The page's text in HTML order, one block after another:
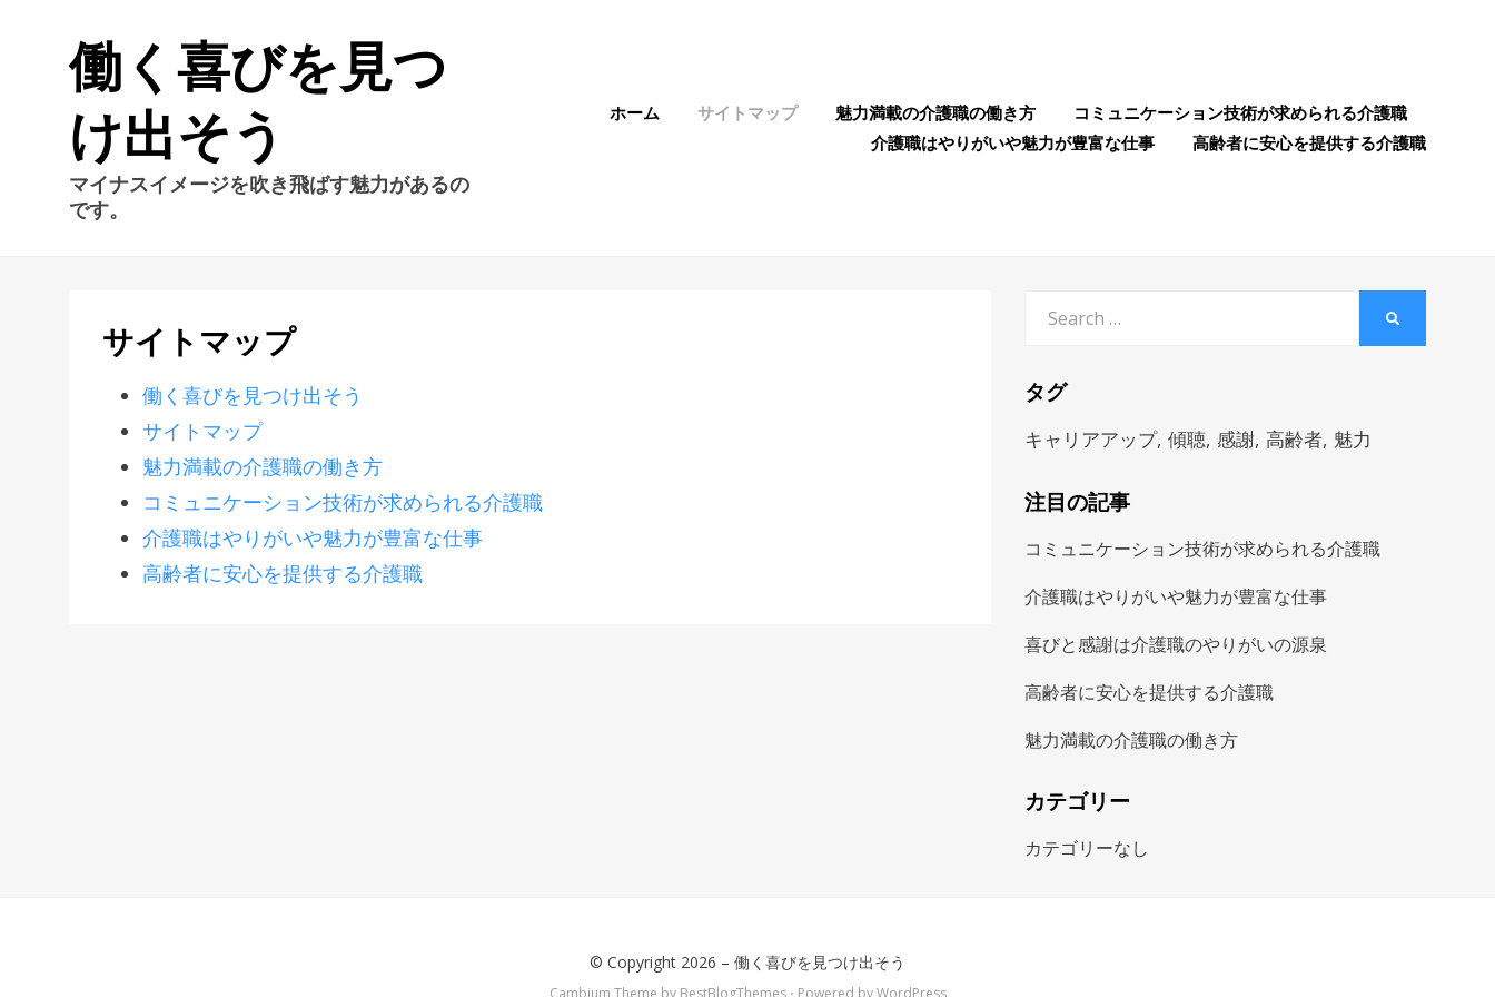
働く喜びを見つ
け出そう
マイナスイメージを吹き飛ばす魅力があるの
です。
ホーム サイトマップ 魅力満載の介護職の働き方
コミュニケーション技術が求められる介護職
介護職はやりがいや魅力が豊富な仕事
高齢者に安心を提供する介護職
サイトマップ
働く喜びを見つけ出そう
サイトマップ
魅力満載の介護職の働き方
コミュニケーション技術が求められる介護職
介護職はやりがいや魅力が豊富な仕事
高齢者に安心を提供する介護職
タグ
キャリアアップ 傾聴 感謝 高齢者 魅力
注目の記事
コミュニケーション技術が求められる介護職
介護職はやりがいや魅力が豊富な仕事
喜びと感謝は介護職のやりがいの源泉
高齢者に安心を提供する介護職
魅力満載の介護職の働き方
カテゴリー
カテゴリーなし
© Copyright 2026 – 働く喜びを見つけ出そう
Cambium Theme by BestBlogThemes ⋅ Powered byWordPress